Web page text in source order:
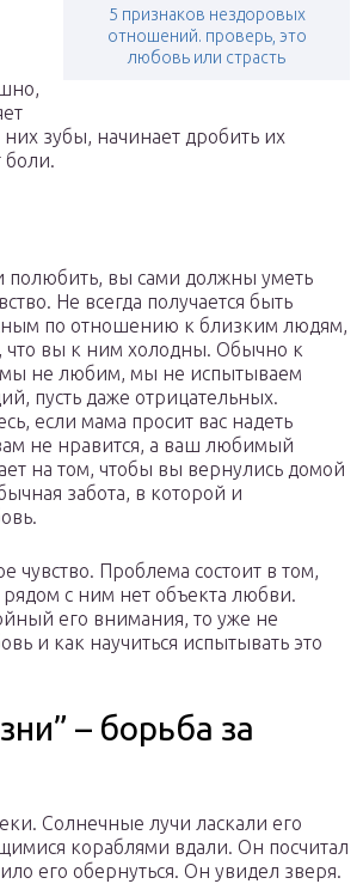
5 признаков нездоровых
отношений. проверь, это
любовь или страсть
зубы, начинает дробить их
боли.
полюбить, вы сами должны уметь
Не всегда получается быть
по отношению к близким людям,
что вы к ним холодны. Обычно к
не любим, мы не испытываем
пусть даже отрицательных.
если мама просит вас надеть
не нравится, а ваш любимый
на том, чтобы вы вернулись домой
забота, в которой и
чувство. Проблема состоит в том,
с ним нет объекта любви.
его внимания, то уже не
и как научиться испытывать это
– борьба за
Солнечные лучи ласкали его
кораблями вдали. Он посчитал
его обернуться. Он увидел зверя.